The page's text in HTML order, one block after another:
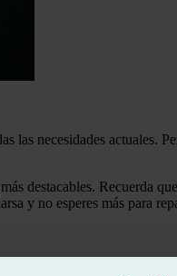
las necesidades actuales.
destacables. Recuerda
y no esperes más para